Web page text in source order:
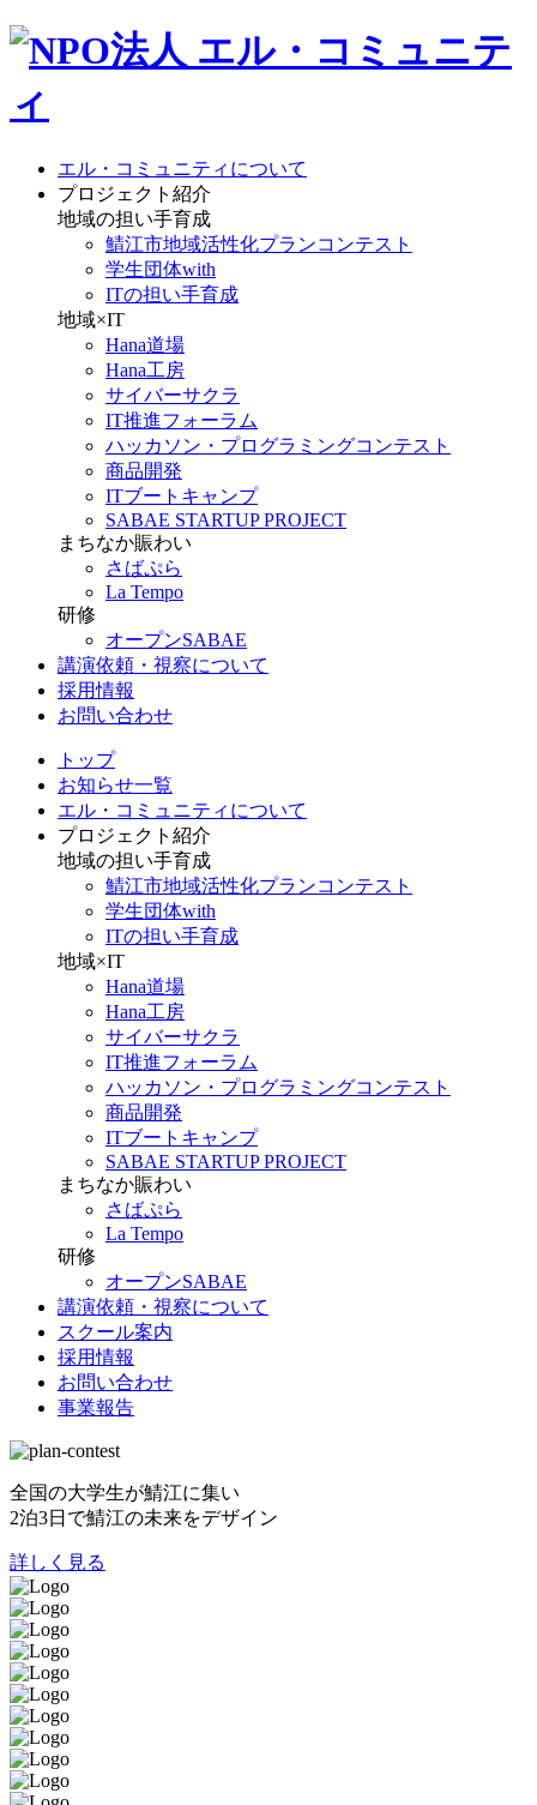
エル・コミュニティについて
プロジェクト紹介
地域の担い手育成
鯖江市地域活性化プランコンテスト
学生団体with
ITの担い手育成
地域×IT
Hana道場
Hana工房
サイバーサクラ
IT推進フォーラム
ハッカソン・プログラミングコンテスト
商品開発
ITブートキャンプ
SABAE STARTUP PROJECT
まちなか賑わい
さばぷら
La Tempo
研修
オープンSABAE
講演依頼・視察について
採用情報
お問い合わせ
トップ
お知らせ一覧
エル・コミュニティについて
プロジェクト紹介
地域の担い手育成
鯖江市地域活性化プランコンテスト
学生団体with
ITの担い手育成
地域×IT
Hana道場
Hana工房
サイバーサクラ
IT推進フォーラム
ハッカソン・プログラミングコンテスト
商品開発
ITブートキャンプ
SABAE STARTUP PROJECT
まちなか賑わい
さばぷら
La Tempo
研修
オープンSABAE
講演依頼・視察について
スクール案内
採用情報
お問い合わせ
事業報告
全国の大学生が鯖江に集い
2泊3日で鯖江の未来をデザイン
詳しく見る